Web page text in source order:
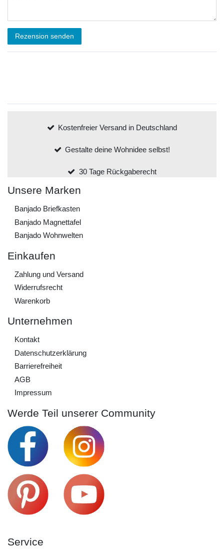
Rezension senden
Kostenfreier Versand in Deutschland
Gestalte deine Wohnidee selbst!
30 Tage Rückgaberecht
Unsere Marken
Banjado Briefkasten
Banjado Magnettafel
Banjado Wohnwelten
Einkaufen
Zahlung und Versand
Widerrufs­recht
Warenkorb
Unternehmen
Kontakt
Daten­schutz­erklärung
Barrierefreiheit
AGB
Impressum
Werde Teil unserer Community
Service